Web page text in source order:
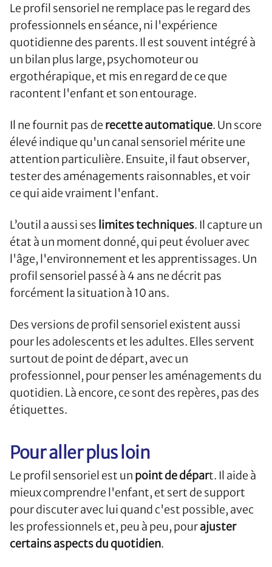
Le profil sensoriel ne remplace pas le regard des
professionnels en séance, ni l'expérience
quotidienne des parents. Il est souvent intégré à
un bilan plus large, psychomoteur ou
ergothérapique, et mis en regard de ce que
racontent l'enfant et son entourage.
Il ne fournit pas de recette automatique. Un score
élevé indique qu'un canal sensoriel mérite une
attention particulière. Ensuite, il faut observer,
tester des aménagements raisonnables, et voir
ce qui aide vraiment l'enfant.
L’outil a aussi ses limites techniques. Il capture un
état à un moment donné, qui peut évoluer avec
l'âge, l'environnement et les apprentissages. Un
profil sensoriel passé à 4 ans ne décrit pas
forcément la situation à 10 ans.
Des versions de profil sensoriel existent aussi
pour les adolescents et les adultes. Elles servent
surtout de point de départ, avec un
professionnel, pour penser les aménagements du
quotidien. Là encore, ce sont des repères, pas des
étiquettes.
Pour aller plus loin
Le profil sensoriel est un point de départ. Il aide à
mieux comprendre l'enfant, et sert de support
pour discuter avec lui quand c'est possible, avec
les professionnels et, peu à peu, pourajuster
certains aspects du quotidien.